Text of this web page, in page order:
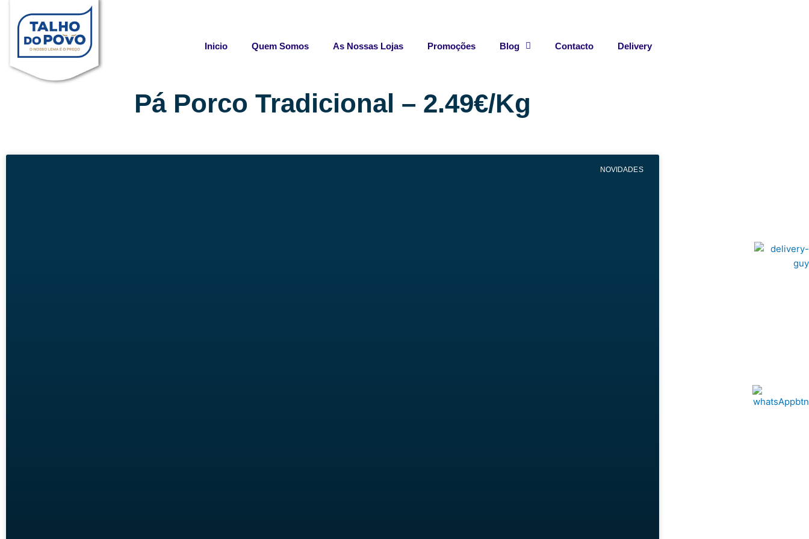
content
Inicio Quem Somos As Nossas Lojas Promoções Blog Contacto Delivery
Pá Porco Tradicional – 2.49€/Kg
NOVIDADES